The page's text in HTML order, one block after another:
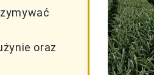
oraz